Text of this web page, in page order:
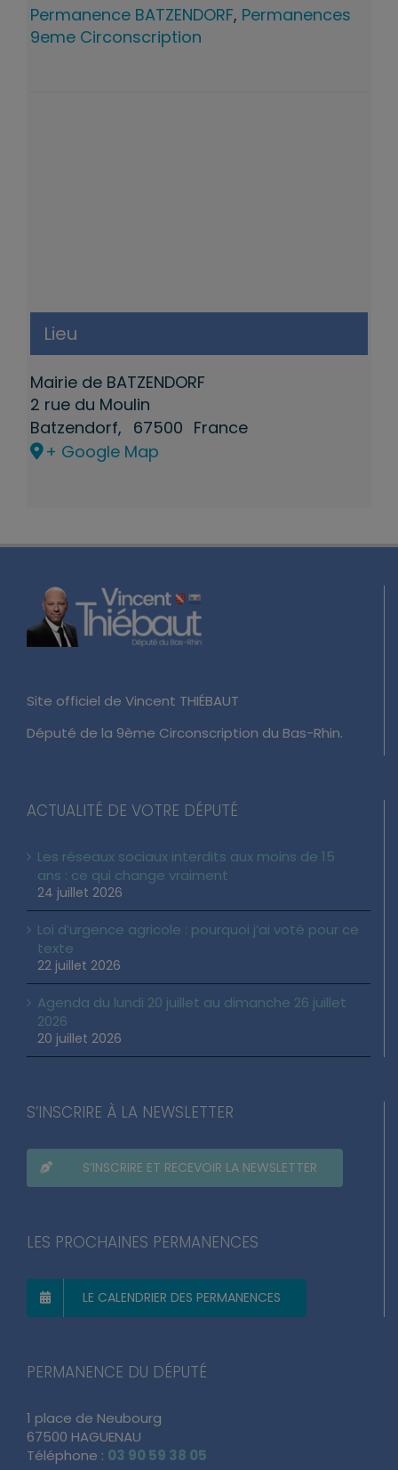
Permanence BATZENDORF, Permanences
9eme Circonscription
Lieu
Mairie de BATZENDORF
2 rue du Moulin
Batzendorf, 67500 France
+ Google Map
Site officiel de Vincent THIÉBAUT
Député de la 9ème Circonscription du Bas-Rhin.
ACTUALITÉ DE VOTRE DÉPUTÉ
Les réseaux sociaux interdits aux moins de 15
ans : ce qui change vraiment
24 juillet 2026
Loi d’urgence agricole : pourquoi j’ai voté pour ce
texte
22 juillet 2026
Agenda du lundi 20 juillet au dimanche 26 juillet
2026
20 juillet 2026
S’INSCRIRE À LA NEWSLETTER
S’INSCRIRE ET RECEVOIR LA NEWSLETTER
LES PROCHAINES PERMANENCES
LE CALENDRIER DES PERMANENCES
PERMANENCE DU DÉPUTÉ
1 place de Neubourg
67500 HAGUENAU
Téléphone : 03 90 59 38 05